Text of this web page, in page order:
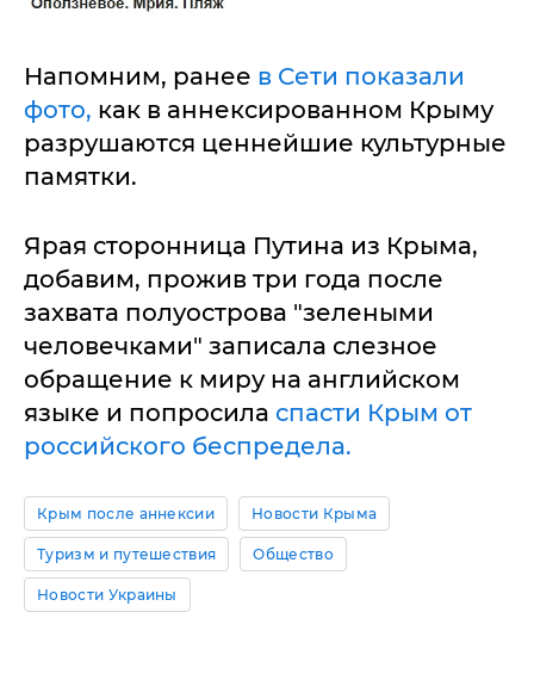
Напомним, ранее в Сети показали
фото, как в аннексированном Крыму
разрушаются ценнейшие культурные
памятки.
Ярая сторонница Путина из Крыма,
добавим, прожив три года после
захвата полуострова "зелеными
человечками" записала слезное
обращение к миру на английском
языке и попросила спасти Крым от
российского беспредела.
Крым после аннексии Новости Крыма
Туризм и путешествия Общество
Новости Украины